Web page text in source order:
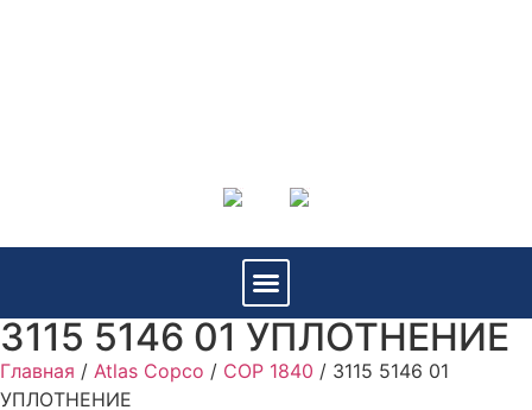
3115 5146 01 УПЛОТНЕНИЕ
Главная / Atlas Copco / COP 1840 / 3115 5146 01
УПЛОТНЕНИЕ